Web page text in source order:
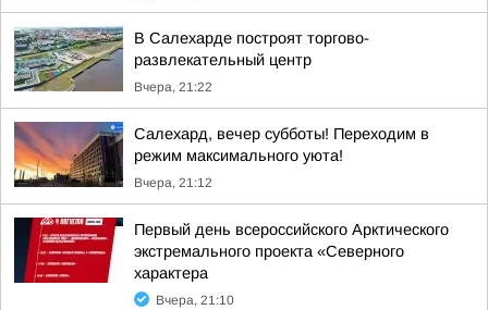
В Салехарде построят торгово-
развлекательный центр
Вчера, 21:22
Салехард, вечер субботы! Переходим в
режим максимального уюта!
Вчера, 21:12
Первый день всероссийского Арктического
экстремального проекта «Северного
характера
Вчера, 21:10